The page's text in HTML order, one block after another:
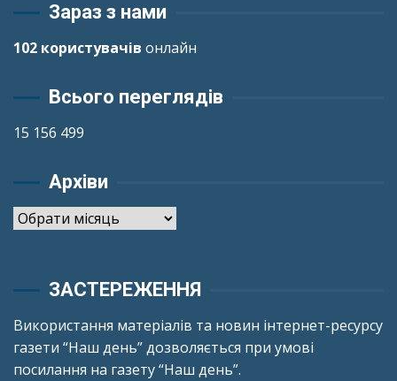
Зараз з нами
102 користувачів онлайн
Всього переглядів
15 156 499
Архіви
Архіви
ЗАСТЕРЕЖЕННЯ
Використання матеріалів та новин інтернет-ресурсу
газети “Наш день” дозволяється при умові
посилання на газету “Наш день”.